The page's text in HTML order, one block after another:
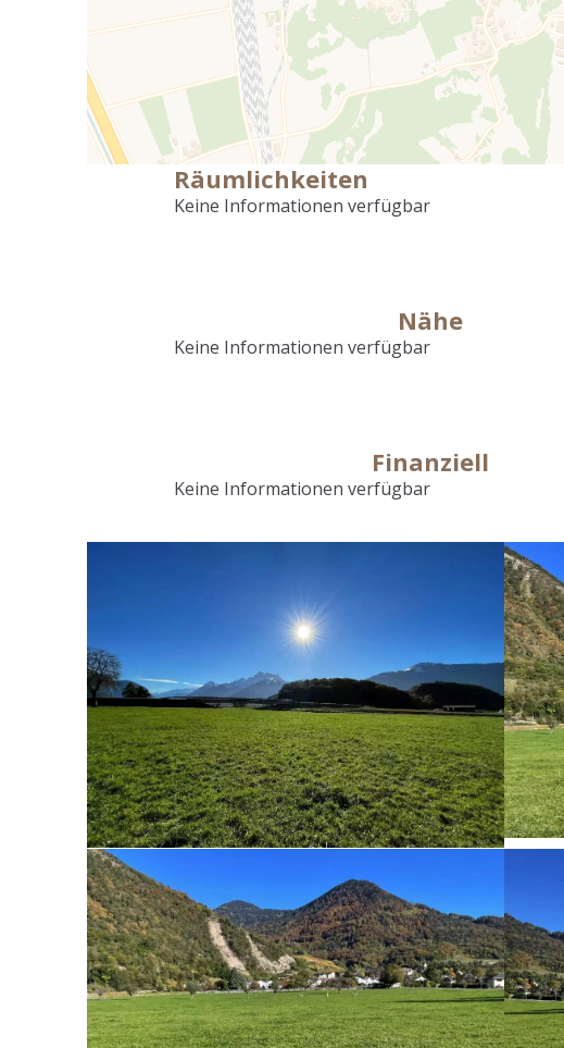
Räumlichkeiten
Keine Informationen verfügbar
Nähe
Keine Informationen verfügbar
Finanziell
Keine Informationen verfügbar